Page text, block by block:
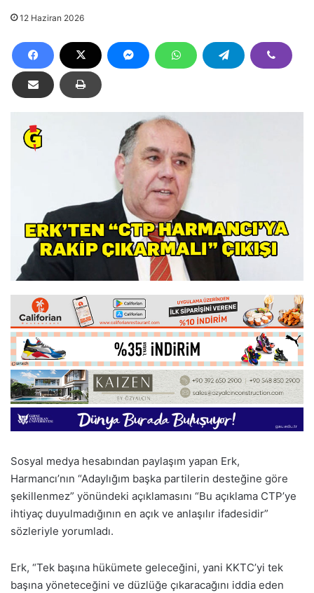
12 Haziran 2026
Sosyal medya hesabından paylaşım yapan Erk,
Harmancı’nın “Adaylığım başka partilerin desteğine göre
şekillenmez” yönündeki açıklamasını “Bu açıklama CTP’ye
ihtiyaç duyulmadığının en açık ve anlaşılır ifadesidir”
sözleriyle yorumladı.
Erk, “Tek başına hükümete geleceğini, yani KKTC’yi tek
başına yöneteceğini ve düzlüğe çıkaracağını iddia eden